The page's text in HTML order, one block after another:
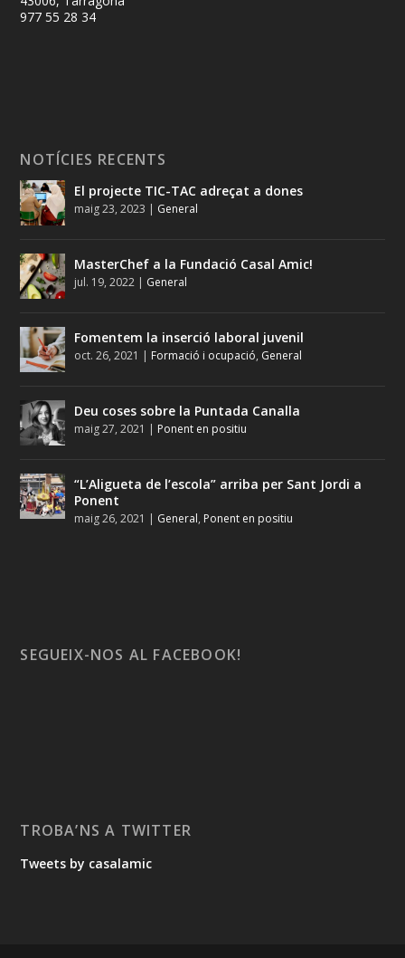
977 55 28 34
NOTÍCIES RECENTS
El projecte TIC-TAC adreçat a dones
maig 23, 2023 | General
MasterChef a la Fundació Casal Amic!
jul. 19, 2022 | General
Fomentem la inserció laboral juvenil
oct. 26, 2021 | Formació i ocupació, General
Deu coses sobre la Puntada Canalla
maig 27, 2021 | Ponent en positiu
“L’Aligueta de l’escola” arriba per Sant Jordi a
Ponent
maig 26, 2021 | General, Ponent en positiu
SEGUEIX-NOS AL FACEBOOK!
TROBA’NS A TWITTER
Tweets by casalamic